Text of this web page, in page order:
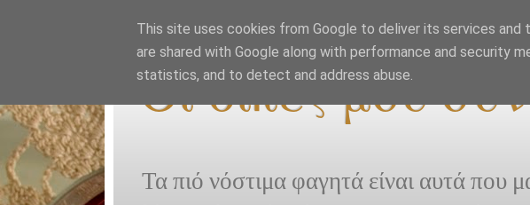
Οι δικές μου
Τα πιό νόστιμα φαγητά είναι αυτά που
This site uses cookies from Google to deliver its services and
are shared with Google along with performance and security
statistics, and to detect and address abuse.